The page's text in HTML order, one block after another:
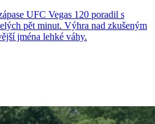
UFC Vegas 120 poradil s
pět minut. Výhra nad zkušeným
jména lehké váhy.